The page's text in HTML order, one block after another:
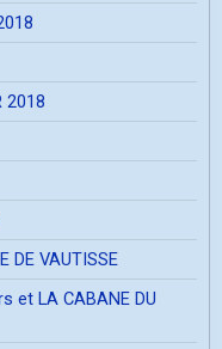
2018
DE VAUTISSE
et LA CABANE DU